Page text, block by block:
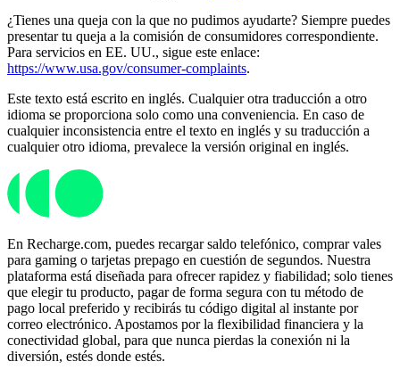
¿Tienes una queja con la que no pudimos ayudarte? Siempre puedes
presentar tu queja a la comisión de consumidores correspondiente.
Para servicios en EE. UU., sigue este enlace:
https://www.usa.gov/consumer-complaints.
Este texto está escrito en inglés. Cualquier otra traducción a otro
idioma se proporciona solo como una conveniencia. En caso de
cualquier inconsistencia entre el texto en inglés y su traducción a
cualquier otro idioma, prevalece la versión original en inglés.
En Recharge.com, puedes recargar saldo telefónico, comprar vales
para gaming o tarjetas prepago en cuestión de segundos. Nuestra
plataforma está diseñada para ofrecer rapidez y fiabilidad; solo tienes
que elegir tu producto, pagar de forma segura con tu método de
pago local preferido y recibirás tu código digital al instante por
correo electrónico. Apostamos por la flexibilidad financiera y la
conectividad global, para que nunca pierdas la conexión ni la
diversión, estés donde estés.